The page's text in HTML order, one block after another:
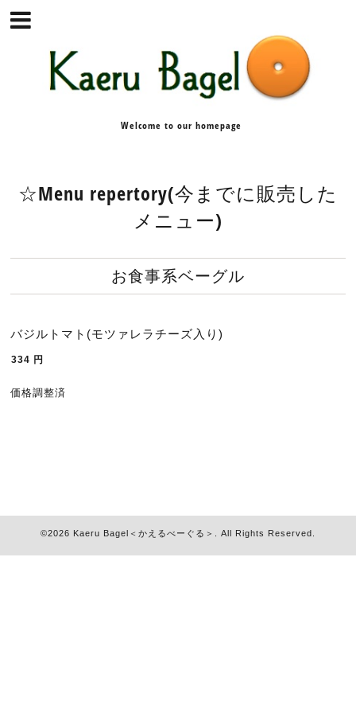
Welcome to our homepage
☆Menu repertory(今までに販売した
メニュー)
お食事系ベーグル
バジルトマト(モツァレラチーズ入り)
334 円
価格調整済
©2026 Kaeru Bagel＜かえるべーぐる＞ . All Rights Reserved.